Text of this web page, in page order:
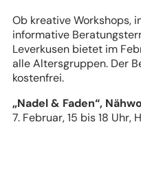
Ob kreative Workshops,
informative
Leverkusen bietet im
alle Altersgruppen. Der
kostenfrei.
„Nadel & Faden“,
7. Februar, 15 bis 18